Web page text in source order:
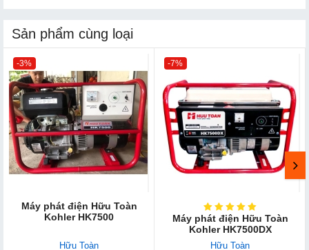
Sản phẩm cùng loại
-3%
Máy phát điện Hữu Toàn
Kohler HK7500
Hữu Toàn
-7%
Máy phát điện Hữu Toàn
Kohler HK7500DX
Hữu Toàn